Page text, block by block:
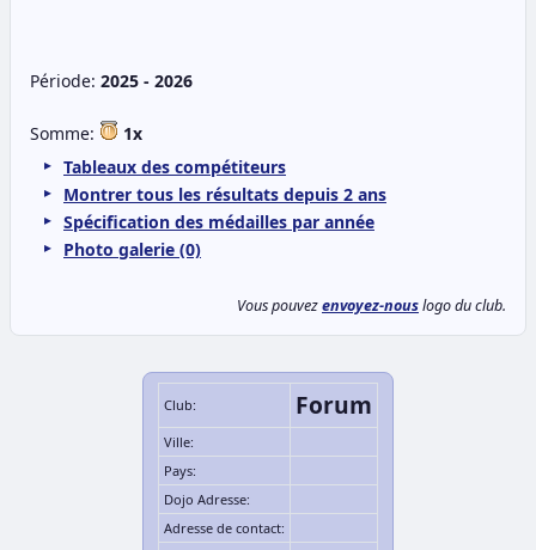
Période: 2025 - 2026
Somme:
1x
Tableaux des compétiteurs
Montrer tous les résultats depuis 2 ans
Spécification des médailles par année
Photo galerie (0)
Vous pouvezenvoyez-nouslogo du club.
Club: Forum
Ville:
Pays:
Dojo Adresse:
Adresse de contact: